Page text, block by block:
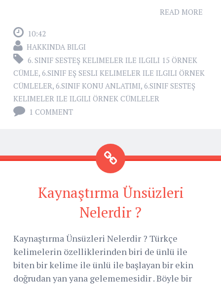
READ MORE
10:42
HAKKINDA BILGI
6. SINIF SESTEŞ KELIMELER ILE ILGILI 15 ÖRNEK
CÜMLE, 6.SINIF EŞ SESLI KELIMELER ILE ILGILI ÖRNEK
CÜMLELER, 6.SINIF KONU ANLATIMI, 6.SINIF SESTEŞ
KELIMELER ILE ILGILI ÖRNEK CÜMLELER
1 COMMENT
Kaynaştırma Ünsüzleri
Nelerdir ?
Kaynaştırma Ünsüzleri Nelerdir ? Türkçe
kelimelerin özelliklerinden biri de ünlü ile
biten bir kelime ile ünlü ile başlayan bir ekin
doğrudan yan yana gelememesidir . Böyle bir